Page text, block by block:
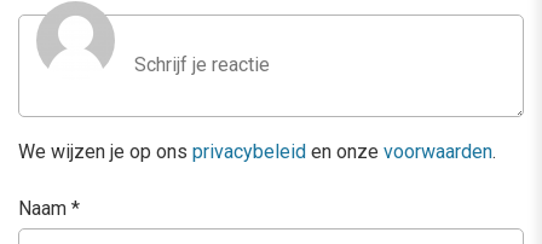
We wijzen je op ons privacybeleid en onze voorwaarden.
Naam *